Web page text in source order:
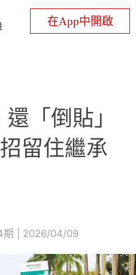
在App中開啟
「倒貼」
留住繼承
期 | 2026/04/09